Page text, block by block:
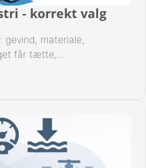
- korrekt valg
materiale,
får tætte,